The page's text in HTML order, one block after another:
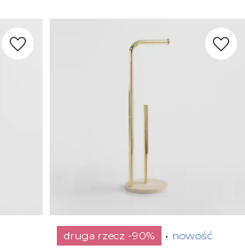
favorite favorite
druga rzecz -90% nowość